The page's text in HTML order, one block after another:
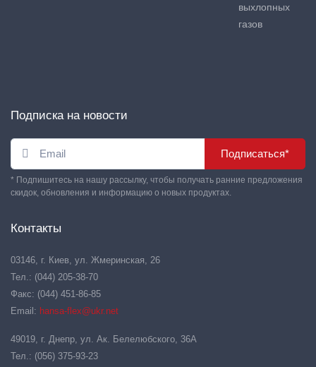
выхлопных
газов
Подписка на новости
Подписаться*
* Подпишитесь на нашу рассылку, чтобы получать ранние предложения
скидок, обновления и информацию о новых продуктах.
Контакты
03146, г. Киев, ул. Жмеринская, 26
Тел.: (044) 205-38-70
Факс: (044) 451-86-85
Email: hansa-flex@ukr.net
49019, г. Днепр, ул. Ак. Белелюбского, 36А
Тел.: (056) 375-93-23